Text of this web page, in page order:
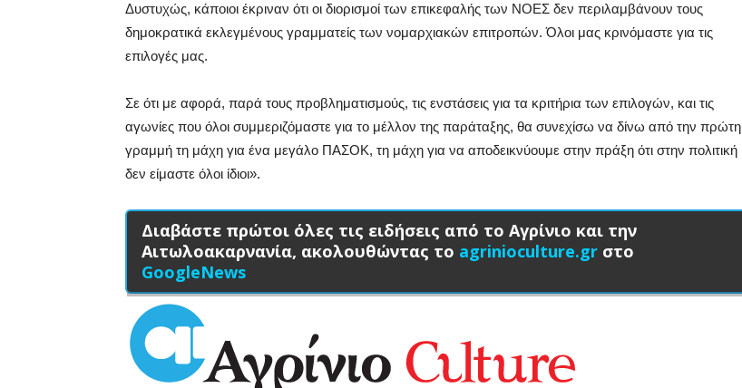
Δυστυχώς, κάποιοι έκριναν ότι οι διορισμοί των επικεφαλής των ΝΟΕΣ δεν περιλαμβάνουν τους
δημοκρατικά εκλεγμένους γραμματείς των νομαρχιακών επιτροπών. Όλοι μας κρινόμαστε για τις
επιλογές μας.
Σε ότι με αφορά, παρά τους προβληματισμούς, τις ενστάσεις για τα κριτήρια των επιλογών, και τις
αγωνίες που όλοι συμμεριζόμαστε για το μέλλον της παράταξης, θα συνεχίσω να δίνω από την πρώτη
γραμμή τη μάχη για ένα μεγάλο ΠΑΣΟΚ, τη μάχη για να αποδεικνύουμε στην πράξη ότι στην πολιτική
δεν είμαστε όλοι ίδιοι».
Διαβάστε πρώτοι όλες τις ειδήσεις από το Αγρίνιο και την
Αιτωλοακαρνανία, ακολουθώντας το agrinioculture.gr στο
GoogleNews